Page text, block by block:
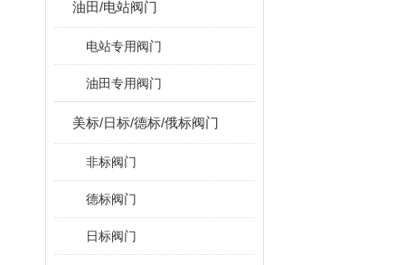
油田/电站阀门
电站专用阀门
油田专用阀门
美标/日标/德标/俄标阀门
非标阀门
德标阀门
日标阀门